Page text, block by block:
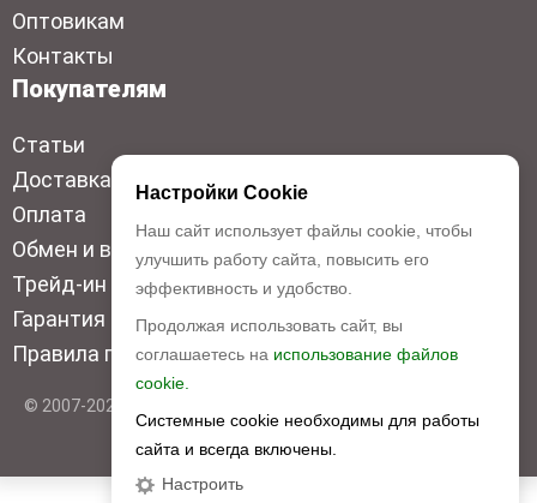
Оптовикам
Контакты
Покупателям
Статьи
Доставка
Оплата
Обмен и возврат
Трейд-ин
Гарантия низкой цены
Правила продажи
© 2007-2026 Top Disc. Все права защищены
Настройки Cookie
Наш сайт использует файлы cookie, чтобы
улучшить работу сайта, повысить его
эффективность и удобство.
Продолжая использовать сайт, вы
соглашаетесь на использование файлов
cookie.
Системные cookie необходимы для работы
сайта и всегда включены.
Настроить